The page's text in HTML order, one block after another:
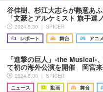
谷佳樹、杉江大志らが熱意あ
「文豪とアルケミスト 旗手
2024.5.30 ｜ SPICER
レポート
舞台 アニ
「進撃の巨人」-the Musical-
て初の海外公演を開催 岡宮
2024.5.30 ｜ SPICER
ニュース
動画 舞台